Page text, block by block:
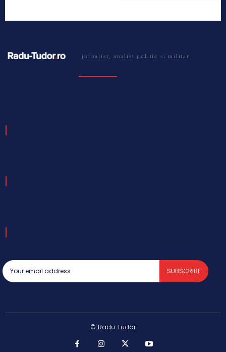
jurnalist, analist politic si militar
SUBSCRIBE
© Radu Tudor